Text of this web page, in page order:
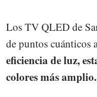
Los TV QLED de
de puntos cuánticos
eficiencia de luz,
colores más amplio.